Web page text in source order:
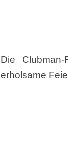
Die
erholsame